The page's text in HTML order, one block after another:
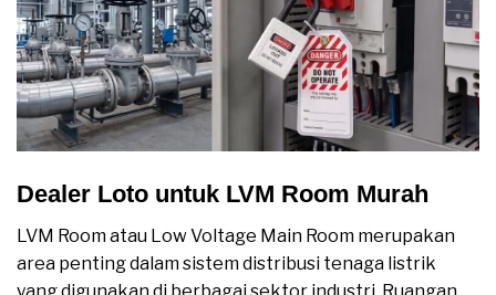
Dealer Loto untuk LVM Room Murah
LVM Room atau Low Voltage Main Room merupakan
area penting dalam sistem distribusi tenaga listrik